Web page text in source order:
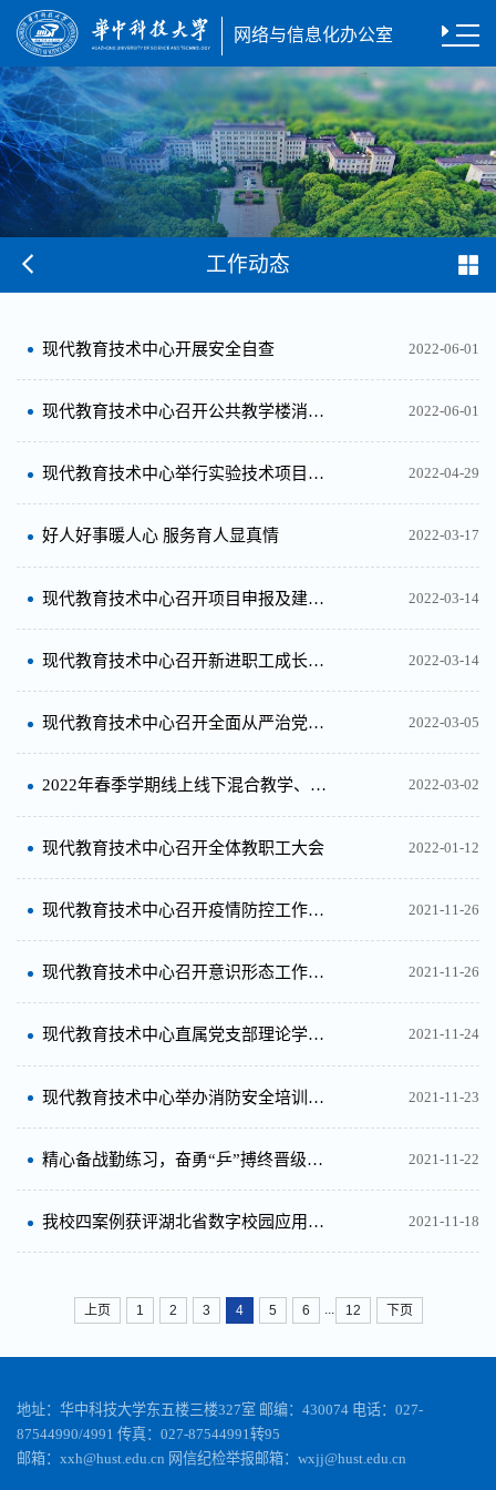
网络与信息化办公室
工作动态
现代教育技术中心开展安全自查 2022-06-01
现代教育技术中心召开公共教学楼消防安全专题工作会议 2022-06-01
现代教育技术中心举行实验技术项目验收会 2022-04-29
好人好事暖人心 服务育人显真情 2022-03-17
现代教育技术中心召开项目申报及建设经验交流会 2022-03-14
现代教育技术中心召开新进职工成长培养交流研讨会 2022-03-14
现代教育技术中心召开全面从严治党暨廉政风险专题会议 2022-03-05
2022年春季学期线上线下混合教学、智慧教室线上培训顺利开展 2022-03-02
现代教育技术中心召开全体教职工大会 2022-01-12
现代教育技术中心召开疫情防控工作专题会议 2021-11-26
现代教育技术中心召开意识形态工作专题会议 2021-11-26
现代教育技术中心直属党支部理论学习中心组专题学习党的十九届六中全会精神 2021-11-24
现代教育技术中心举办消防安全培训及实操演练 2021-11-23
精心备战勤练习，奋勇“乒”搏终晋级——现代教育技术中心积极参加校“团结杯”乒乓球比赛 2021-11-22
我校四案例获评湖北省数字校园应用场景优秀案例 2021-11-18
上页 1 2 3 4 5 6 ... 12 下页
地址：华中科技大学东五楼三楼327室 邮编：430074 电话：027-
87544990/4991 传真：027-87544991转95
邮箱：xxh@hust.edu.cn 网信纪检举报邮箱：wxjj@hust.edu.cn